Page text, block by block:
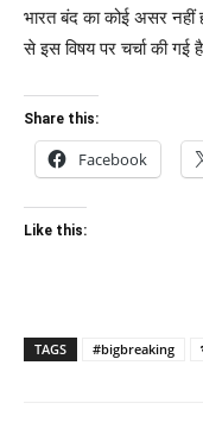
भारत बंद का कोई असर नहीं
से इस विषय पर चर्चा की गई
Share this:
Facebook
Like this:
TAGS #bigbreaking